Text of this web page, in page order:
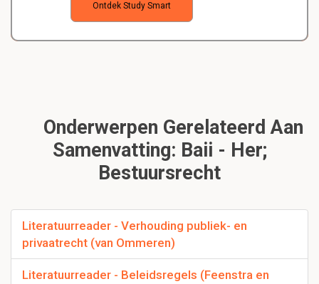
Ontdek Study Smart
Onderwerpen Gerelateerd Aan
Samenvatting: Baii - Her;
Bestuursrecht
Literatuurreader - Verhouding publiek- en
privaatrecht (van Ommeren)
Literatuurreader - Beleidsregels (Feenstra en